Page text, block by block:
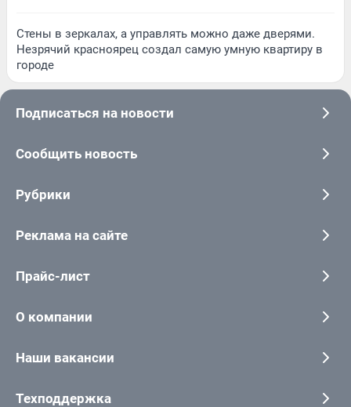
Стены в зеркалах, а управлять можно даже дверями.
Незрячий красноярец создал самую умную квартиру в
городе
Подписаться на новости
Сообщить новость
Рубрики
Реклама на сайте
Прайс-лист
О компании
Наши вакансии
Техподдержка